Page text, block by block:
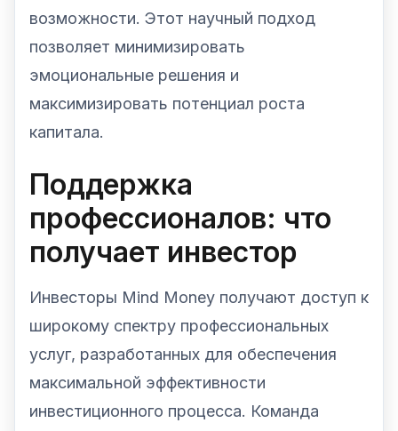
возможности. Этот научный подход
позволяет минимизировать
эмоциональные решения и
максимизировать потенциал роста
капитала.
Поддержка
профессионалов: что
получает инвестор
Инвесторы Mind Money получают доступ к
широкому спектру профессиональных
услуг, разработанных для обеспечения
максимальной эффективности
инвестиционного процесса. Команда